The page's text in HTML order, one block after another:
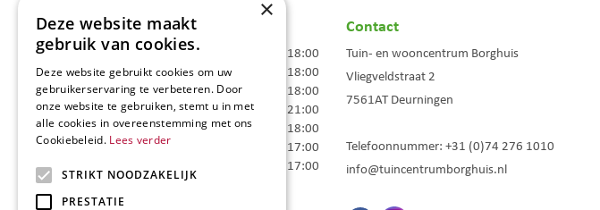
Openingstijden
Maandag
09:00 - 18:00
Dinsdag
09:00 - 18:00
Woensdag
09:00 - 18:00
Donderdag
09:00 - 21:00
Vrijdag
09:00 - 18:00
Zaterdag
09:00 - 17:00
10:00 - 17:00
Toon alle openingstijden
Contact
Tuin- en wooncentrum Borghuis
Vliegveldstraat 2
7561AT Deurningen
Telefoonnummer: +31 (0)74 276 1010
info@tuincentrumborghuis.nl
×
Deze website maakt
gebruik van cookies.
Deze website gebruikt cookies om uw
gebruikerservaring te verbeteren. Door
onze website te gebruiken, stemt u in met
alle cookies in overeenstemming met ons
Cookiebeleid. Lees verder
STRIKT NOODZAKELIJK
PRESTATIE